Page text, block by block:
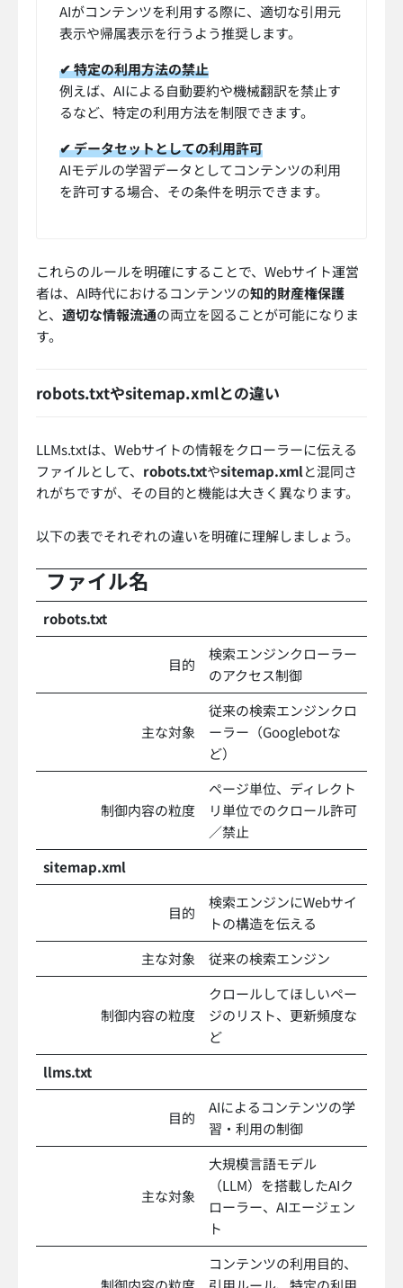
AIがコンテンツを利用する際に、適切な引用元
表示や帰属表示を行うよう推奨します。
✔ 特定の利用方法の禁止
例えば、AIによる自動要約や機械翻訳を禁止す
るなど、特定の利用方法を制限できます。
✔ データセットとしての利用許可
AIモデルの学習データとしてコンテンツの利用
を許可する場合、その条件を明示できます。
これらのルールを明確にすることで、Webサイト運営
者は、AI時代におけるコンテンツの知的財産権保護
と、 適切な情報流通の両立を図ることが可能になりま
す。
robots.txtやsitemap.xmlとの違い
LLMs.txtは、Webサイトの情報をクローラーに伝える
ファイルとして、 robots.txtやsitemap.xmlと混同さ
れがちですが、その目的と機能は大きく異なります。
以下の表でそれぞれの違いを明確に理解しましょう。
ファイル名
robots.txt
目的
検索エンジンクローラー
のアクセス制御
主な対象
従来の検索エンジンクロ
ーラー（Googlebotな
ど）
制御内容の粒度
ページ単位、ディレクト
リ単位でのクロール許可
／禁止
sitemap.xml
目的
検索エンジンにWebサイ
トの構造を伝える
主な対象
従来の検索エンジン
制御内容の粒度
クロールしてほしいペー
ジのリスト、更新頻度な
ど
llms.txt
目的
AIによるコンテンツの学
習・利用の制御
主な対象
大規模言語モデル
（LLM）を搭載したAIク
ローラー、AIエージェン
ト
コンテンツの利用目的、